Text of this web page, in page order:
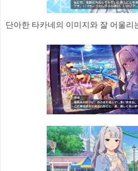
단아한 타카네의 이미지와 잘 어울리